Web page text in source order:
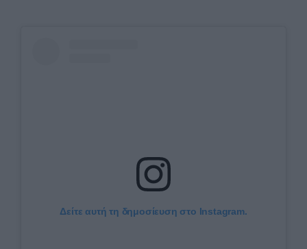
Δείτε αυτή τη δημοσίευση στο Instagram.